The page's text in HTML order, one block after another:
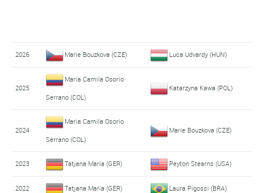
2026 Marie Bouzkova (CZE) Luca Udvardy (HUN)
2025
Maria Camila Osorio
Serrano (COL)
Katarzyna Kawa (POL)
2024
Maria Camila Osorio
Serrano (COL)
Marie Bouzkova (CZE)
2023 Tatjana Maria (GER) Peyton Stearns (USA)
2022 Tatjana Maria (GER) Laura Pigossi (BRA)